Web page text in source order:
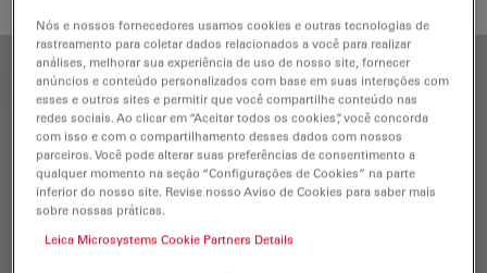
FILTER ARTICLES
Microscópios DIC
Nós e nossos fornecedores usamos cookies e outras tecnologias de
rastreamento para coletar dados relacionados a você para realizar
análises, melhorar sua experiência de uso de nosso site, fornecer
anúncios e conteúdo personalizados com base em suas interações com
esses e outros sites e permitir que você compartilhe conteúdo nas
redes sociais. Ao clicar em “Aceitar todos os cookies”, você concorda
com isso e com o compartilhamento desses dados com nossos
parceiros. Você pode alterar suas preferências de consentimento a
qualquer momento na seção “Configurações de Cookies” na parte
inferior do nosso site. Revise nosso Aviso de Cookies para saber mais
sobre nossas práticas.
Leica Microsystems Cookie Partners Details